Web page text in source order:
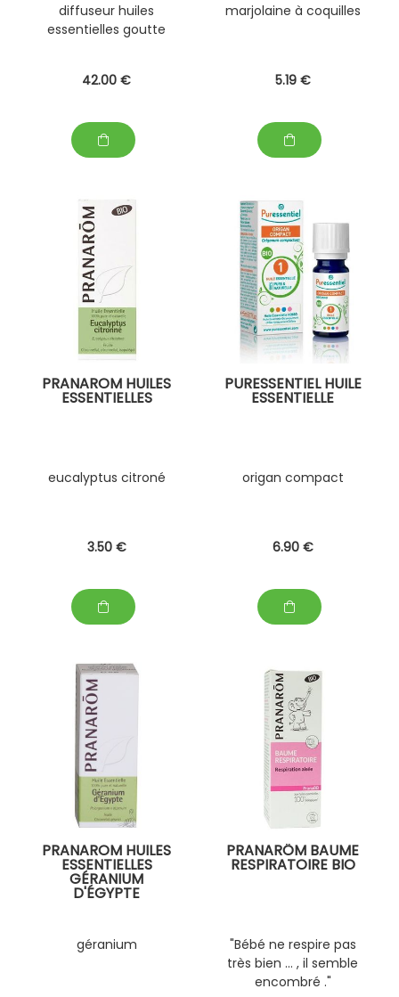
diffuseur huiles
essentielles goutte
42.00 €
marjolaine à coquilles
5.19 €
PRANAROM HUILES
ESSENTIELLES
eucalyptus citroné
3.50 €
PURESSENTIEL HUILE
ESSENTIELLE
origan compact
6.90 €
PRANAROM HUILES
ESSENTIELLES
GÉRANIUM
D'ÉGYPTE
géranium
PRANARÔM BAUME
RESPIRATOIRE BIO
"Bébé ne respire pas
très bien ... , il semble
encombré ."